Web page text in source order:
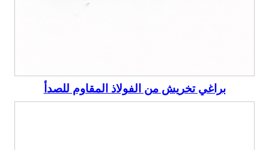
براغي تخريش من الفولاذ المقاوم للصدأ